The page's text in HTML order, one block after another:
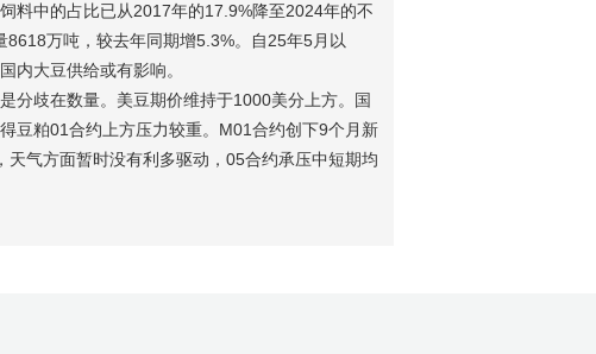
料中的占比已从2017年的17.9%降至2024年的不
万吨，较去年同期增5.3%。自25年5月以
内大豆供给或有影响。
分歧在数量。美豆期价维持于1000美分上方。国
豆粕01合约上方压力较重。M01合约创下9个月新
气方面暂时没有利多驱动，05合约承压中短期均